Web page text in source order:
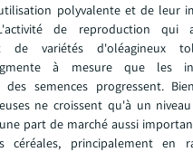
polyvalente et de leur
de reproduction qui
de variétés d'oléagineux
à mesure que les
des semences progressent.
ne croissent qu'à un
part de marché aussi
céréales, principalement en